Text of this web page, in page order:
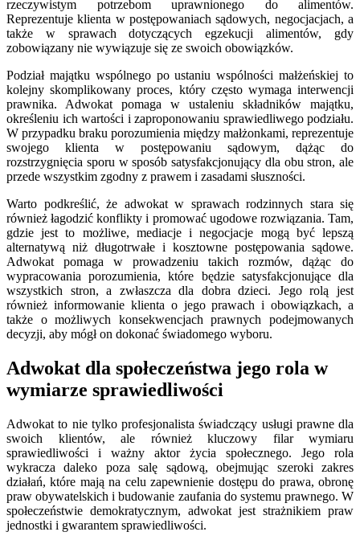
rzeczywistym potrzebom uprawnionego do alimentów.
Reprezentuje klienta w postępowaniach sądowych, negocjacjach, a
także w sprawach dotyczących egzekucji alimentów, gdy
zobowiązany nie wywiązuje się ze swoich obowiązków.
Podział majątku wspólnego po ustaniu wspólności małżeńskiej to
kolejny skomplikowany proces, który często wymaga interwencji
prawnika. Adwokat pomaga w ustaleniu składników majątku,
określeniu ich wartości i zaproponowaniu sprawiedliwego podziału.
W przypadku braku porozumienia między małżonkami, reprezentuje
swojego klienta w postępowaniu sądowym, dążąc do
rozstrzygnięcia sporu w sposób satysfakcjonujący dla obu stron, ale
przede wszystkim zgodny z prawem i zasadami słuszności.
Warto podkreślić, że adwokat w sprawach rodzinnych stara się
również łagodzić konflikty i promować ugodowe rozwiązania. Tam,
gdzie jest to możliwe, mediacje i negocjacje mogą być lepszą
alternatywą niż długotrwałe i kosztowne postępowania sądowe.
Adwokat pomaga w prowadzeniu takich rozmów, dążąc do
wypracowania porozumienia, które będzie satysfakcjonujące dla
wszystkich stron, a zwłaszcza dla dobra dzieci. Jego rolą jest
również informowanie klienta o jego prawach i obowiązkach, a
także o możliwych konsekwencjach prawnych podejmowanych
decyzji, aby mógł on dokonać świadomego wyboru.
Adwokat dla społeczeństwa jego rola w
wymiarze sprawiedliwości
Adwokat to nie tylko profesjonalista świadczący usługi prawne dla
swoich klientów, ale również kluczowy filar wymiaru
sprawiedliwości i ważny aktor życia społecznego. Jego rola
wykracza daleko poza salę sądową, obejmując szeroki zakres
działań, które mają na celu zapewnienie dostępu do prawa, obronę
praw obywatelskich i budowanie zaufania do systemu prawnego. W
społeczeństwie demokratycznym, adwokat jest strażnikiem praw
jednostki i gwarantem sprawiedliwości.